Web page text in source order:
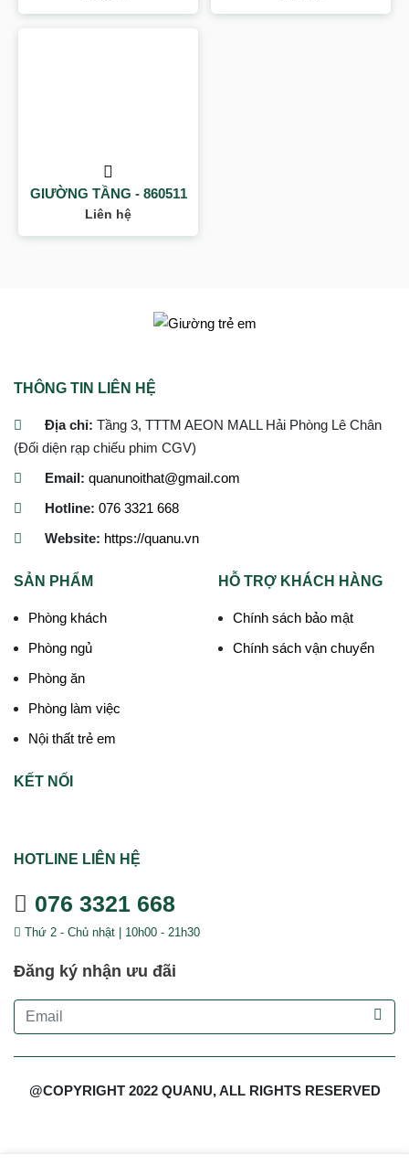
GIƯỜNG TẦNG - 860511
Liên hệ
THÔNG TIN LIÊN HỆ
Địa chỉ: Tầng 3, TTTM AEON MALL Hải Phòng Lê Chân
(Đối diện rạp chiếu phim CGV)
Email: quanunoithat@gmail.com
Hotline: 076 3321 668
Website: https://quanu.vn
SẢN PHẨM
Phòng khách
Phòng ngủ
Phòng ăn
Phòng làm việc
Nội thất trẻ em
HỖ TRỢ KHÁCH HÀNG
Chính sách bảo mật
Chính sách vận chuyển
KẾT NỐI
HOTLINE LIÊN HỆ
076 3321 668
Thứ 2 - Chủ nhật | 10h00 - 21h30
Đăng ký nhận ưu đãi
@COPYRIGHT 2022 QUANU, ALL RIGHTS RESERVED